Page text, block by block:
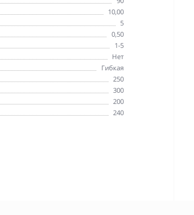
10,00
5
0,50
1-5
Нет
Гибкая
250
300
200
240